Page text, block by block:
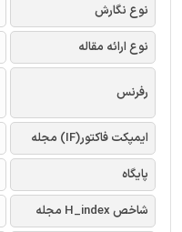
نوع نگارش
نوع ارائه مقاله
رفرنس
ایمپکت فاکتور(IF) مجله
پایگاه
شاخص H_index مجله